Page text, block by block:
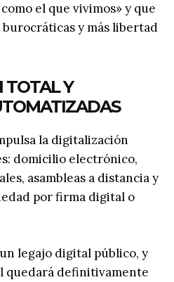
el que vivimos» y que
y más libertad
TOTAL Y
la digitalización
domicilio electrónico,
asambleas a distancia y
por firma digital o
legajo digital público, y
quedará definitivamente